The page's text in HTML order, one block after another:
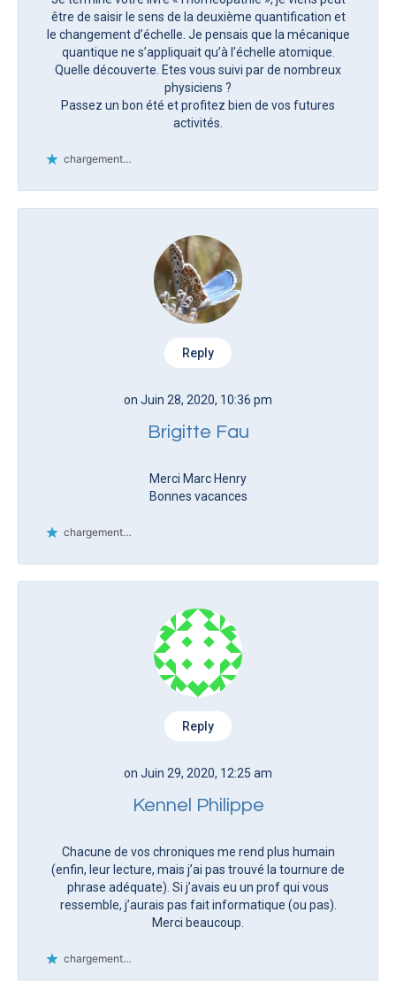
être de saisir le sens de la deuxième quantification et
le changement d’échelle. Je pensais que la mécanique
quantique ne s’appliquait qu’à l’échelle atomique.
Quelle découverte. Etes vous suivi par de nombreux
physiciens ?
Passez un bon été et profitez bien de vos futures
activités.
chargement…
Reply
on Juin 28, 2020, 10:36 pm
Brigitte Fau
Merci Marc Henry
Bonnes vacances
chargement…
Reply
on Juin 29, 2020, 12:25 am
Kennel Philippe
Chacune de vos chroniques me rend plus humain
(enfin, leur lecture, mais j’ai pas trouvé la tournure de
phrase adéquate). Si j’avais eu un prof qui vous
ressemble, j’aurais pas fait informatique (ou pas).
Merci beaucoup.
chargement…